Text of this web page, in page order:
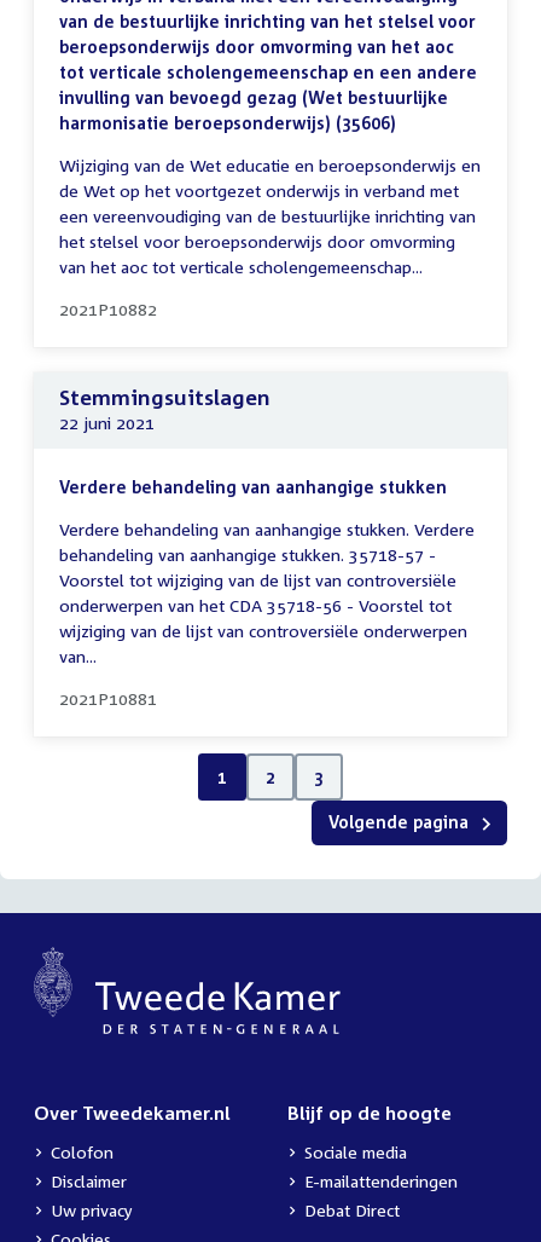
van de bestuurlijke inrichting van het stelsel voor
beroepsonderwijs door omvorming van het aoc
tot verticale scholengemeenschap en een andere
invulling van bevoegd gezag (Wet bestuurlijke
harmonisatie beroepsonderwijs) (35606)
Wijziging van de Wet educatie en beroepsonderwijs en
de Wet op het voortgezet onderwijs in verband met
een vereenvoudiging van de bestuurlijke inrichting van
het stelsel voor beroepsonderwijs door omvorming
van het aoc tot verticale scholengemeenschap...
2021P10882
Stemmingsuitslagen
22 juni 2021
Verdere behandeling van aanhangige stukken
Verdere behandeling van aanhangige stukken. Verdere
behandeling van aanhangige stukken. 35718-57 -
Voorstel tot wijziging van de lijst van controversiële
onderwerpen van het CDA 35718-56 - Voorstel tot
wijziging van de lijst van controversiële onderwerpen
van...
2021P10881
1 2 3
Volgende pagina
Over Tweedekamer.nl
Colofon
Disclaimer
Uw privacy
Blijf op de hoogte
Sociale media
E-mailattenderingen
Debat Direct